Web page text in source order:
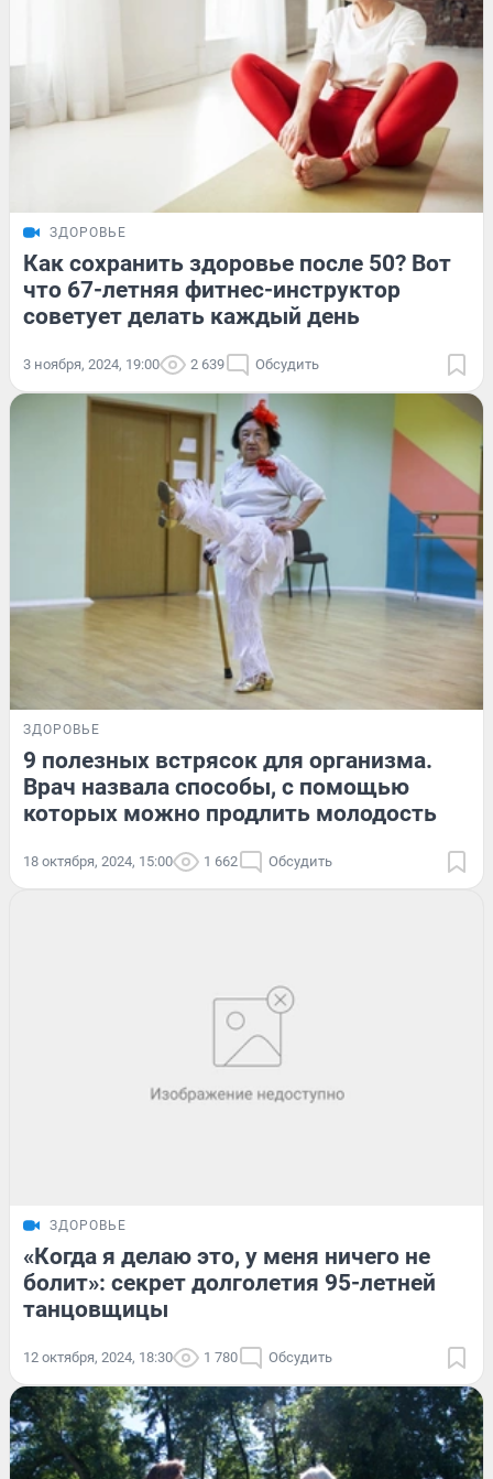
ЗДОРОВЬЕ
Как сохранить здоровье после 50? Вот
что 67-летняя фитнес-инструктор
советует делать каждый день
3 ноября, 2024, 19:00 2 639 Обсудить
ЗДОРОВЬЕ
9 полезных встрясок для организма.
Врач назвала способы, с помощью
которых можно продлить молодость
18 октября, 2024, 15:00 1 662 Обсудить
ЗДОРОВЬЕ
«Когда я делаю это, у меня ничего не
болит»: секрет долголетия 95-летней
танцовщицы
12 октября, 2024, 18:30 1 780 Обсудить